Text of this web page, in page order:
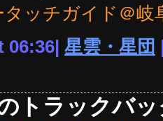
ッチガイド＠岐
06:36| 星雲・星団
トラックバッ